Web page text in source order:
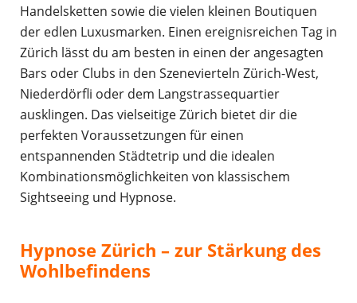
Handelsketten sowie die vielen kleinen Boutiquen
der edlen Luxusmarken. Einen ereignisreichen Tag in
Zürich lässt du am besten in einen der angesagten
Bars oder Clubs in den Szenevierteln Zürich-West,
Niederdörfli oder dem Langstrassequartier
ausklingen. Das vielseitige Zürich bietet dir die
perfekten Voraussetzungen für einen
entspannenden Städtetrip und die idealen
Kombinationsmöglichkeiten von klassischem
Sightseeing und Hypnose.
Hypnose Zürich – zur Stärkung des
Wohlbefindens